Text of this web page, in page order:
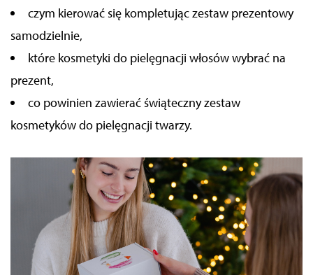
czym kierować się kompletując zestaw prezentowy
samodzielnie,
które kosmetyki do pielęgnacji włosów wybrać na
prezent,
co powinien zawierać świąteczny zestaw
kosmetyków do pielęgnacji twarzy.